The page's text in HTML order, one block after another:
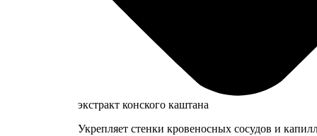
экстракт конского каштана
Укрепляет стенки кровеносных сосудов и